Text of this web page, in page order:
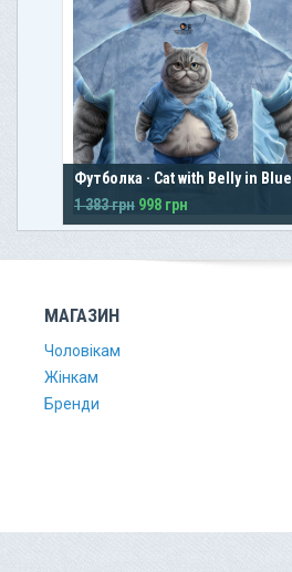
Футболка · Cat with Belly in Blue
1 383 грн 998 грн
МАГАЗИН
Чоловікам
Жінкам
Бренди